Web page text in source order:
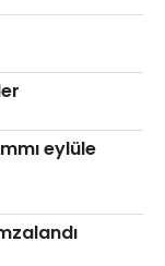
eylüle